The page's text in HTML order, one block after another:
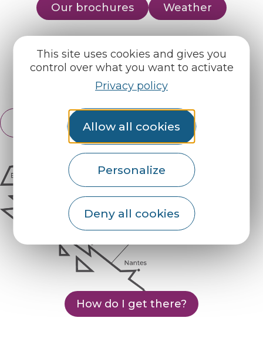
This site uses cookies and gives you
control over what you want to activate
Privacy policy
Allow all cookies
Personalize
Deny all cookies
Our brochures
Weather
Find us on :
Espace pro Partners
English
Français
How do I get there?